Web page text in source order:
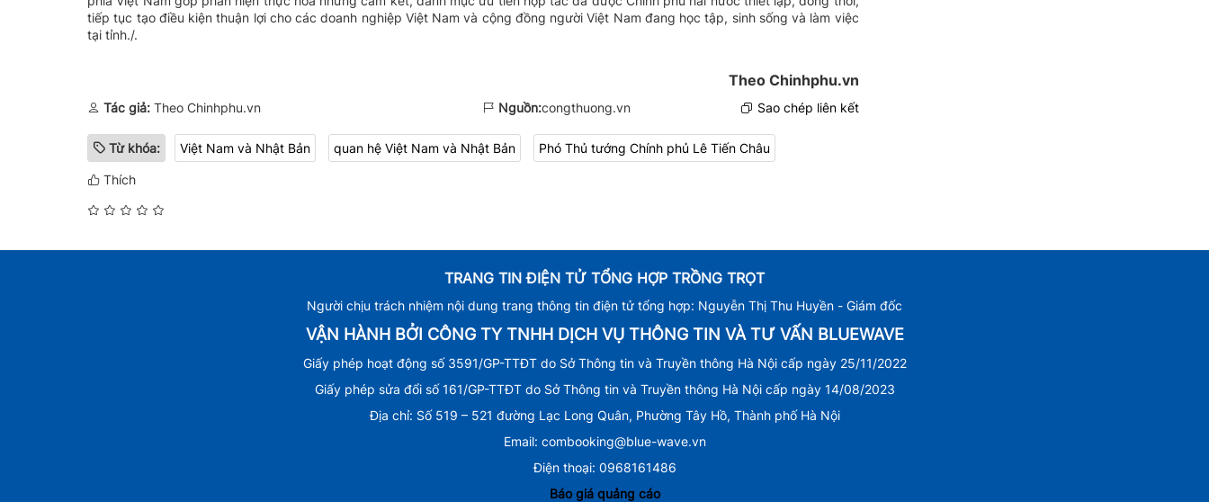
tiếp tục tạo điều kiện thuận lợi cho các doanh nghiệp Việt Nam và cộng đồng người Việt Nam đang học tập, sinh sống và làm việc
tại tỉnh./.
Theo Chinhphu.vn
Tác giả: Theo Chinhphu.vn Nguồn:congthuong.vn Sao chép liên kết
Từ khóa: Việt Nam và Nhật Bản quan hệ Việt Nam và Nhật Bản Phó Thủ tướng Chính phủ Lê Tiến Châu
Thích
TRANG TIN ĐIỆN TỬ TỔNG HỢP TRỒNG TRỌT
Người chịu trách nhiệm nội dung trang thông tin điện tử tổng hợp: Nguyễn Thị Thu Huyền - Giám đốc
VẬN HÀNH BỞI CÔNG TY TNHH DỊCH VỤ THÔNG TIN VÀ TƯ VẤN BLUEWAVE
Giấy phép hoạt động số 3591/GP-TTĐT do Sở Thông tin và Truyền thông Hà Nội cấp ngày 25/11/2022
Giấy phép sửa đổi số 161/GP-TTĐT do Sở Thông tin và Truyền thông Hà Nội cấp ngày 14/08/2023
Địa chỉ: Số 519 – 521 đường Lạc Long Quân, Phường Tây Hồ, Thành phố Hà Nội
Email: combooking@blue-wave.vn
Điện thoại: 0968161486
Báo giá quảng cáo